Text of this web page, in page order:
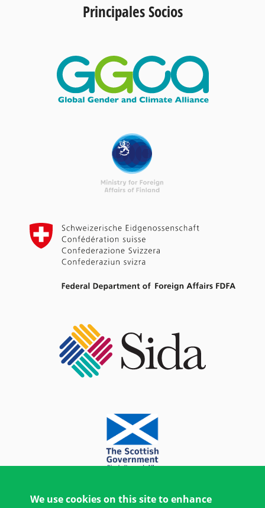
Principales Socios
We use cookies on this site to enhance